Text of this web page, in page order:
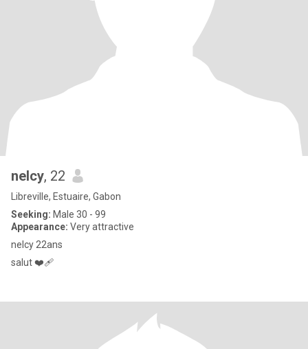
nelcy, 22
Libreville, Estuaire, Gabon
Seeking: Male 30 - 99
Appearance: Very attractive
nelcy 22ans
salut ❤️‍🩹